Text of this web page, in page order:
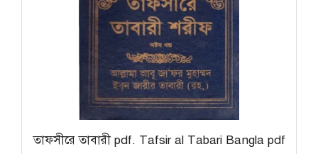
তাফসীরে তাবারী pdf. Tafsir al Tabari Bangla pdf